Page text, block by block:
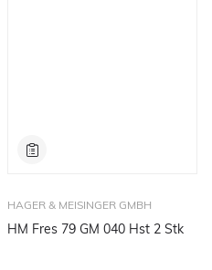
HAGER & MEISINGER GMBH
HM Fres 79 GM 040 Hst 2 Stk